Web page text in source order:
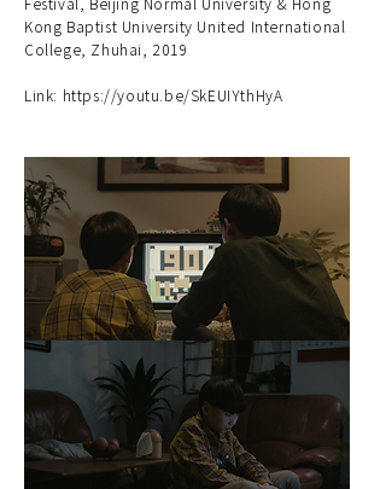
Kong Baptist University United International
College, Zhuhai, 2019
Link: https://youtu.be/SkEUIYthHyA